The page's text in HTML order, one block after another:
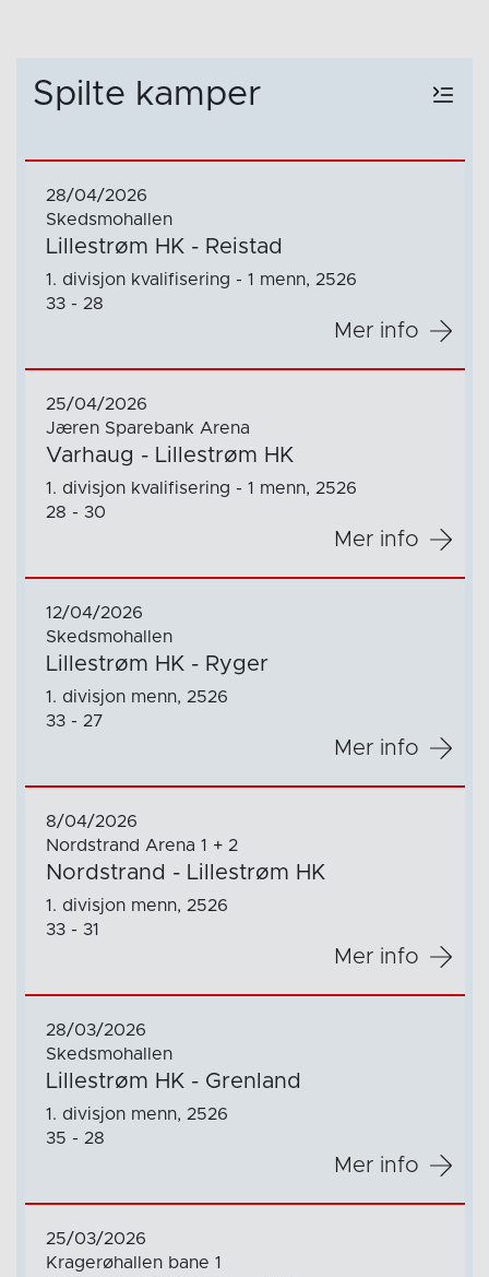
Spilte kamper
28/04/2026
Skedsmohallen
Lillestrøm HK - Reistad
1. divisjon kvalifisering - 1 menn, 2526
33 - 28
Mer info
25/04/2026
Jæren Sparebank Arena
Varhaug - Lillestrøm HK
1. divisjon kvalifisering - 1 menn, 2526
28 - 30
Mer info
12/04/2026
Skedsmohallen
Lillestrøm HK - Ryger
1. divisjon menn, 2526
33 - 27
Mer info
8/04/2026
Nordstrand Arena 1 + 2
Nordstrand - Lillestrøm HK
1. divisjon menn, 2526
33 - 31
Mer info
28/03/2026
Skedsmohallen
Lillestrøm HK - Grenland
1. divisjon menn, 2526
35 - 28
Mer info
25/03/2026
Kragerøhallen bane 1